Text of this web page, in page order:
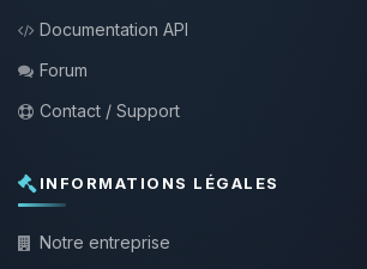
Documentation API
Forum
Contact / Support
INFORMATIONS LÉGALES
Notre entreprise